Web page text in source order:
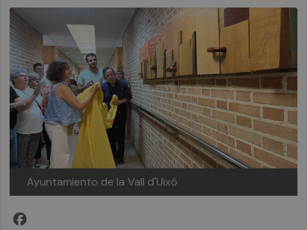
Ayuntamiento de la Vall d'Uixó